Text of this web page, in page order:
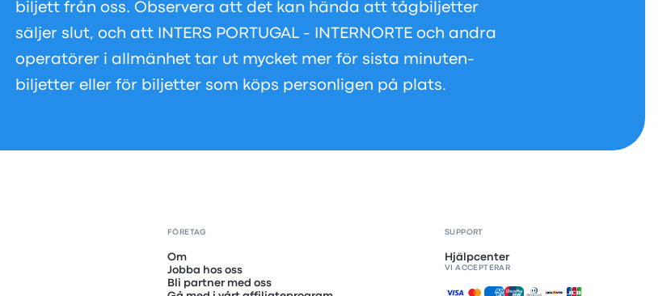
biljett från oss. Observera att det kan hända att tågbiljetter
säljer slut, och att INTERS PORTUGAL - INTERNORTE och andra
operatörer i allmänhet tar ut mycket mer för sista minuten-
biljetter eller för biljetter som köps personligen på plats.
FÖRETAG
Om
Jobba hos oss
Bli partner med oss
SUPPORT
Hjälpcenter
VI ACCEPTERAR
Accepterade betalningar